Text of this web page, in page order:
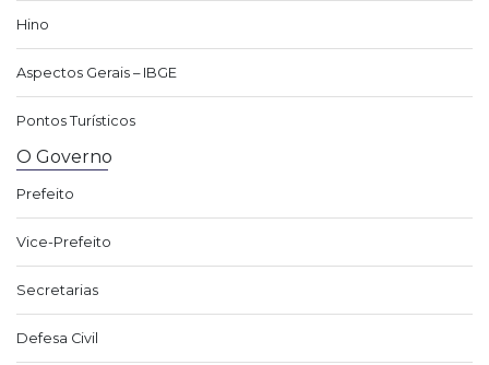
Hino
Aspectos Gerais – IBGE
Pontos Turísticos
O Governo
Prefeito
Vice-Prefeito
Secretarias
Defesa Civil